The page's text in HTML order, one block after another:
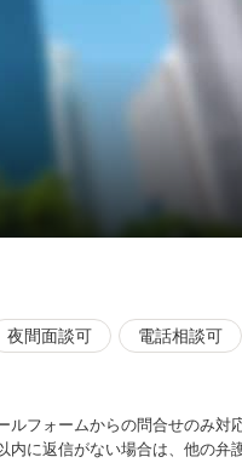
夜間面談可 電話相談可
ルフォームからの問合せのみ対
内に返信がない場合は、他の弁